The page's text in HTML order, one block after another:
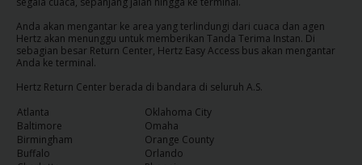
Reservasi
Sewa
Mobil
Penawaran
Khusus
Anda akan mengantar ke area yang terlindungi dari cuaca dan agen
Hertz akan menunggu untuk memberikan Tanda Terima Instan. Di
sebagian besar Return Center, Hertz Easy Access bus akan mengantar
Anda ke terminal.
Hertz Return Center berada di bandara di seluruh A.S.
Atlanta
Oklahoma City
Baltimore
Omaha
Birmingham
Orange County
Buffalo
Orlando